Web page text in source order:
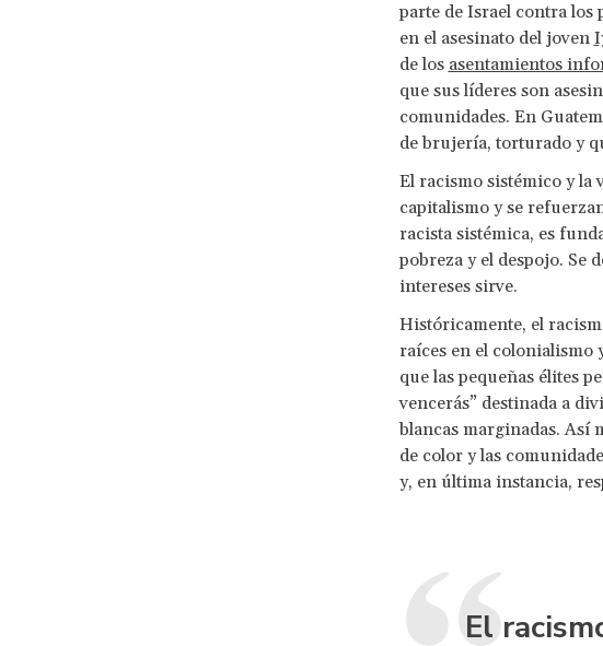
parte de Israel contra los
en el asesinato del joven
de los asentamientos
que sus líderes son
comunidades. En
de brujería, torturado y
El racismo sistémico y la
capitalismo y se
racista sistémica, es
pobreza y el despojo. Se
intereses sirve.
Históricamente, el
raíces en el colonialismo
que las pequeñas élites
vencerás” destinada a
blancas marginadas. Así
de color y las
y, en última instancia,
El